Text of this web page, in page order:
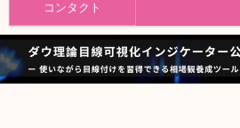
コンタクト